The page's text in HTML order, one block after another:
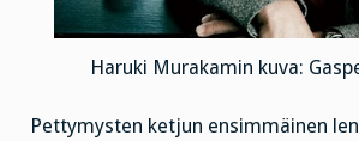
Haruki Murakamin kuva:
Pettymysten ketjun ensimmäinen